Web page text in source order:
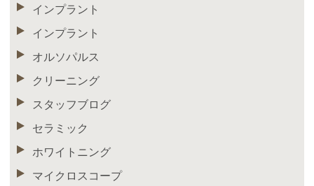
インプラント
インプラント
オルソパルス
クリーニング
スタッフブログ
セラミック
ホワイトニング
マイクロスコープ